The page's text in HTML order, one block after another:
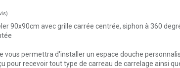
90x90cm avec grille carrée centrée, siphon à 360
vous permettra d'installer un espace douche
pour recevoir tout type de carreau de carrelage ainsi